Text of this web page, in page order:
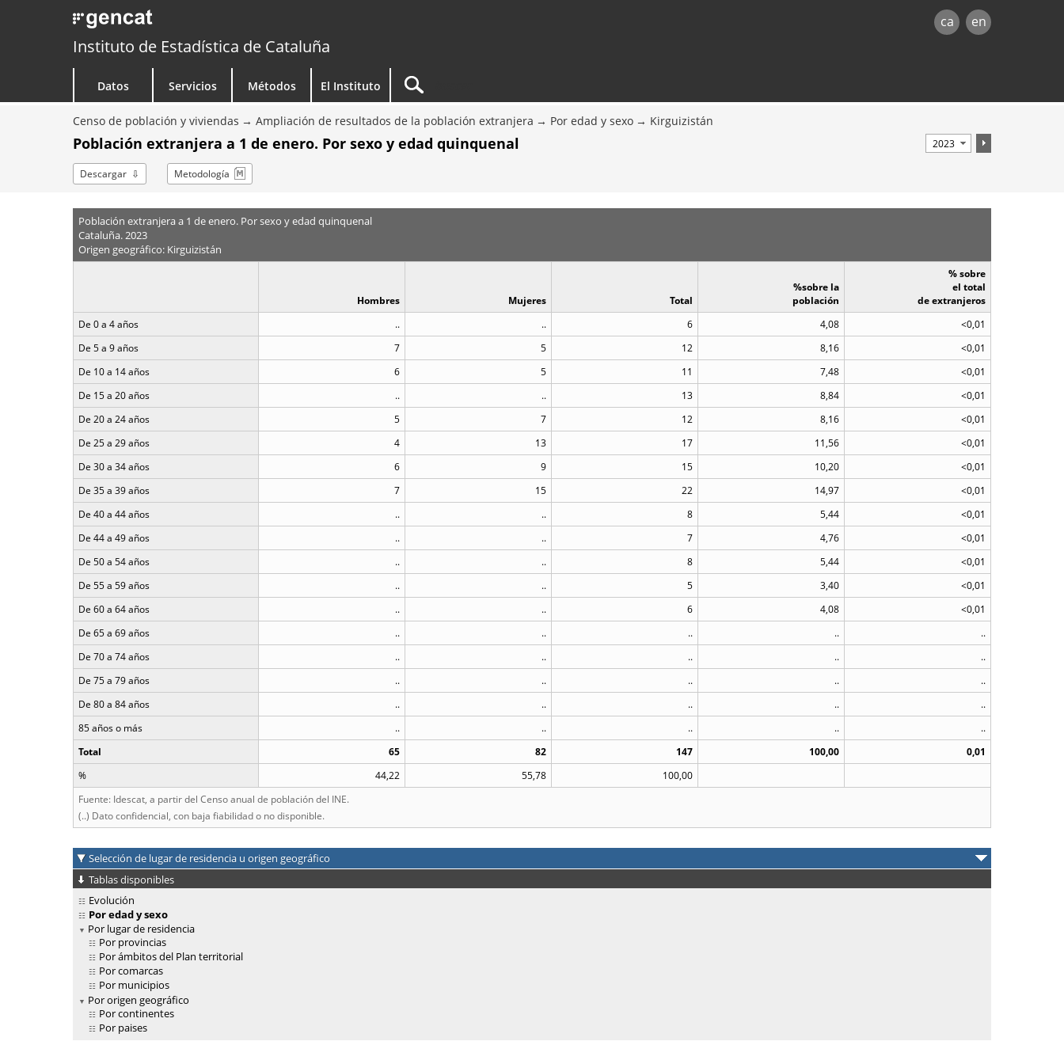
ca en
Instituto de Estadística de Cataluña
Datos Servicios Métodos El Instituto
Censo de población y viviendas Ampliación de resultados de la población extranjera Por edad y sexo Kirguizistán
Población extranjera a 1 de enero. Por sexo y edad quinquenal
Descargar Metodología
Población extranjera a 1 de enero. Por sexo y edad quinquenal
Cataluña. 2023
Origen geográfico: Kirguizistán
Hombres Mujeres Total
%sobre la
población
% sobre
el total
de extranjeros
De 0 a 4 años
.. .. 6 4,08
<0,01
De 5 a 9 años
7 5 12 8,16
<0,01
De 10 a 14 años
6 5 11 7,48
<0,01
De 15 a 20 años
.. .. 13 8,84
<0,01
De 20 a 24 años
5 7 12 8,16
<0,01
De 25 a 29 años
4 13 17 11,56
<0,01
De 30 a 34 años
6 9 15 10,20
<0,01
De 35 a 39 años
7 15 22 14,97
<0,01
De 40 a 44 años
.. .. 8 5,44
<0,01
De 44 a 49 años
.. .. 7 4,76
<0,01
De 50 a 54 años
.. .. 8 5,44
<0,01
De 55 a 59 años
.. .. 5 3,40
<0,01
De 60 a 64 años
.. .. 6 4,08
<0,01
De 65 a 69 años
.. .. .. ..
..
De 70 a 74 años
.. .. .. ..
..
De 75 a 79 años
.. .. .. ..
..
De 80 a 84 años
.. .. .. ..
..
85 años o más
.. .. .. ..
..
Total
65 82 147 100,00
0,01
%
44,22 55,78
100,00
Fuente: Idescat, a partir del Censo anual de población del INE.
(..) Dato confidencial, con baja fiabilidad o no disponible.
Selección de lugar de residencia u origen geográfico
Tablas disponibles
Evolución
Por edad y sexo
Por lugar de residencia
Por provincias
Por ámbitos del Plan territorial
Por comarcas
Por municipios
Por origen geográfico
Por continentes
Por paises